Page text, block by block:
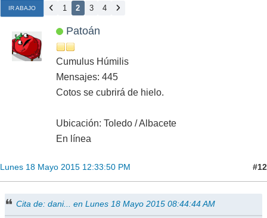
IR ABAJO 1 2 3 4
Patoán
Cumulus Húmilis
Mensajes: 445
Cotos se cubrirá de hielo.
Ubicación: Toledo / Albacete
En línea
Lunes 18 Mayo 2015 12:33:50 PM #12
Cita de: dani... en Lunes 18 Mayo 2015 08:44:44 AM